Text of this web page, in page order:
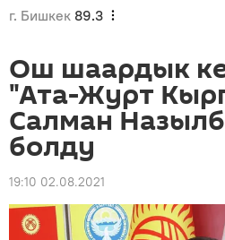
г. Бишкек 89.3
Ош шаардык
"Ата-Журт
Салман
болду
19:10 02.08.2021